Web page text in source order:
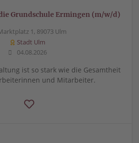
Grundschule Ermingen (m/w/d)
1, 89073 Ulm
Stadt Ulm
04.08.2026
ist so stark wie die Gesamtheit
und Mitarbeiter.